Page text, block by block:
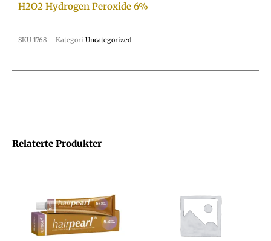
Relaterte Produkter
H2O2 Hydrogen Peroxide 6%
SKU 1768 Kategori Uncategorized